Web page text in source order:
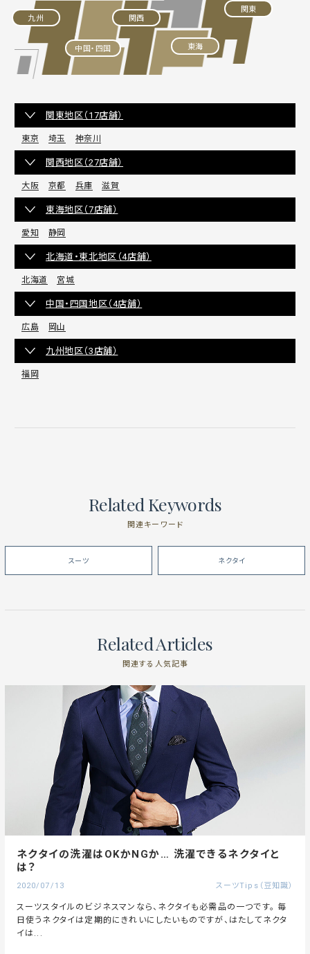
関東
東海
関西
中国・四国
九州
関東地区（17店舗）
東京 埼玉 神奈川
関西地区（27店舗）
大阪 京都 兵庫 滋賀
東海地区（7店舗）
愛知 静岡
北海道・東北地区（4店舗）
北海道 宮城
中国・四国地区（4店舗）
広島 岡山
九州地区（3店舗）
福岡
Related Keywords
関連キーワード
スーツ ネクタイ
Related Articles
関連する人気記事
ネクタイの洗濯はOKかNGか… 洗濯できるネクタイと
は？
2020/07/13 スーツTips（豆知識）
スーツスタイルのビジネスマンなら、ネクタイも必需品の一つです。 毎
日使うネクタイは定期的にきれいにしたいものですが、はたしてネクタ
イは...